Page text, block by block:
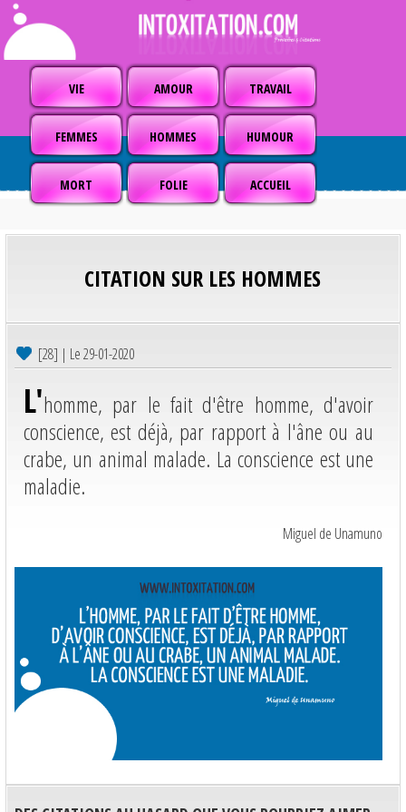
VIE AMOUR TRAVAIL
FEMMES HOMMES HUMOUR
MORT FOLIE ACCUEIL
CITATION SUR LES HOMMES
[28] | Le 29-01-2020
L'homme, par le fait d'être homme, d'avoir
conscience, est déjà, par rapport à l'âne ou au
crabe, un animal malade. La conscience est une
maladie.
Miguel de Unamuno